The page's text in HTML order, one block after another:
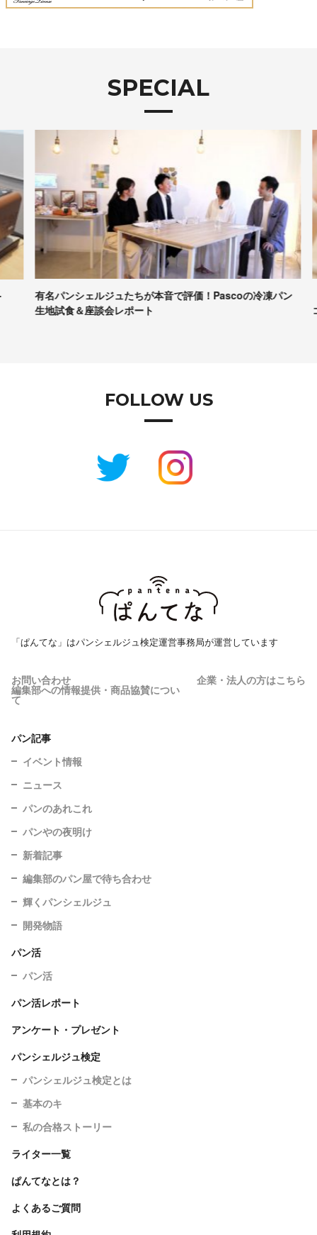
SPECIAL
有名パンシェルジュたちが本音で評価！Pascoの冷凍パン
生地試食＆座談会レポート
FOLLOW US
「ぱんてな」はパンシェルジュ検定運営事務局が運営しています
お問い合わせ 企業・法人の方はこちら
編集部への情報提供・商品協賛につい
て
パン記事
イベント情報
ニュース
パンのあれこれ
パンやの夜明け
新着記事
編集部のパン屋で待ち合わせ
輝くパンシェルジュ
開発物語
パン活
パン活
パン活レポート
アンケート・プレゼント
パンシェルジュ検定
パンシェルジュ検定とは
基本のキ
私の合格ストーリー
ライター一覧
ぱんてなとは？
よくあるご質問